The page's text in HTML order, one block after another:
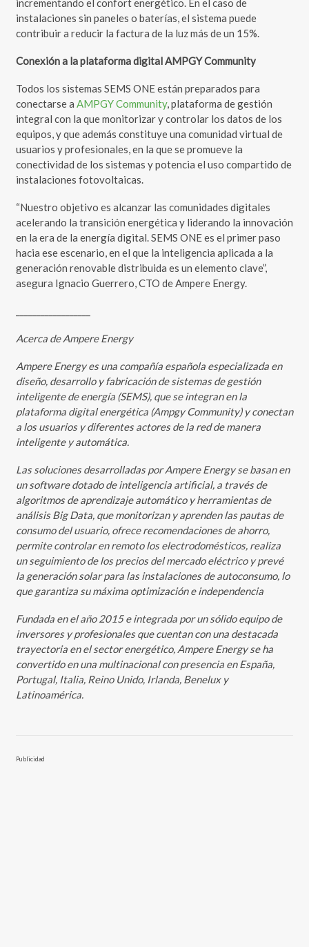
incrementando el confort energético. En el caso de
instalaciones sin paneles o baterías, el sistema puede
contribuir a reducir la factura de la luz más de un 15%.
Conexión a la plataforma digital AMPGY Community
Todos los sistemas SEMS ONE están preparados para
conectarse a AMPGY Community, plataforma de gestión
integral con la que monitorizar y controlar los datos de los
equipos, y que además constituye una comunidad virtual de
usuarios y profesionales, en la que se promueve la
conectividad de los sistemas y potencia el uso compartido de
instalaciones fotovoltaicas.
“Nuestro objetivo es alcanzar las comunidades digitales
acelerando la transición energética y liderando la innovación
en la era de la energía digital. SEMS ONE es el primer paso
hacia ese escenario, en el que la inteligencia aplicada a la
generación renovable distribuida es un elemento clave”,
asegura Ignacio Guerrero, CTO de Ampere Energy.
Acerca de Ampere Energy
Ampere Energy es una compañía española especializada en
diseño, desarrollo y fabricación de sistemas de gestión
inteligente de energía (SEMS), que se integran en la
plataforma digital energética (Ampgy Community) y conectan
a los usuarios y diferentes actores de la red de manera
inteligente y automática.
Las soluciones desarrolladas por Ampere Energy se basan en
un software dotado de inteligencia artificial, a través de
algoritmos de aprendizaje automático y herramientas de
análisis Big Data, que monitorizan y aprenden las pautas de
consumo del usuario, ofrece recomendaciones de ahorro,
permite controlar en remoto los electrodomésticos, realiza
un seguimiento de los precios del mercado eléctrico y prevé
la generación solar para las instalaciones de autoconsumo, lo
que garantiza su máxima optimización e independencia
Fundada en el año 2015 e integrada por un sólido equipo de
inversores y profesionales que cuentan con una destacada
trayectoria en el sector energético, Ampere Energy se ha
convertido en una multinacional con presencia en España,
Portugal, Italia, Reino Unido, Irlanda, Benelux y
Latinoamérica.
Publicidad